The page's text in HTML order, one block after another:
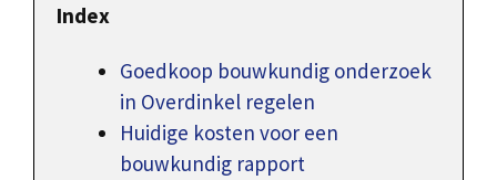
Index
Goedkoop bouwkundig onderzoek
in Overdinkel regelen
Huidige kosten voor een
bouwkundig rapport